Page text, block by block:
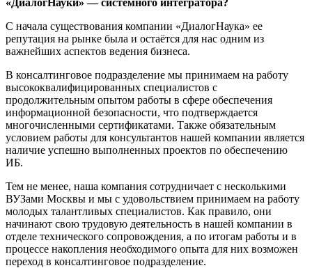
С начала существования компании «ДиалогНаука» ее
репутация на рынке была и остаётся для нас одним из
важнейших аспектов ведения бизнеса.
В консалтинговое подразделение мы принимаем на работу
высококвалифицированных специалистов с
продолжительным опытом работы в сфере обеспечения
информационной безопасности, что подтверждается
многочисленными сертификатами. Также обязательным
условием работы для консультантов нашей компании является
наличие успешно выполненных проектов по обеспечению
ИБ.
Тем не менее, наша компания сотрудничает с несколькими
ВУЗами Москвы и мы с удовольствием принимаем на работу
молодых талантливых специалистов. Как правило, они
начинают свою трудовую деятельность в нашей компании в
отделе технического сопровождения, а по итогам работы и в
процессе накопления необходимого опыта для них возможен
переход в консалтинговое подразделение.